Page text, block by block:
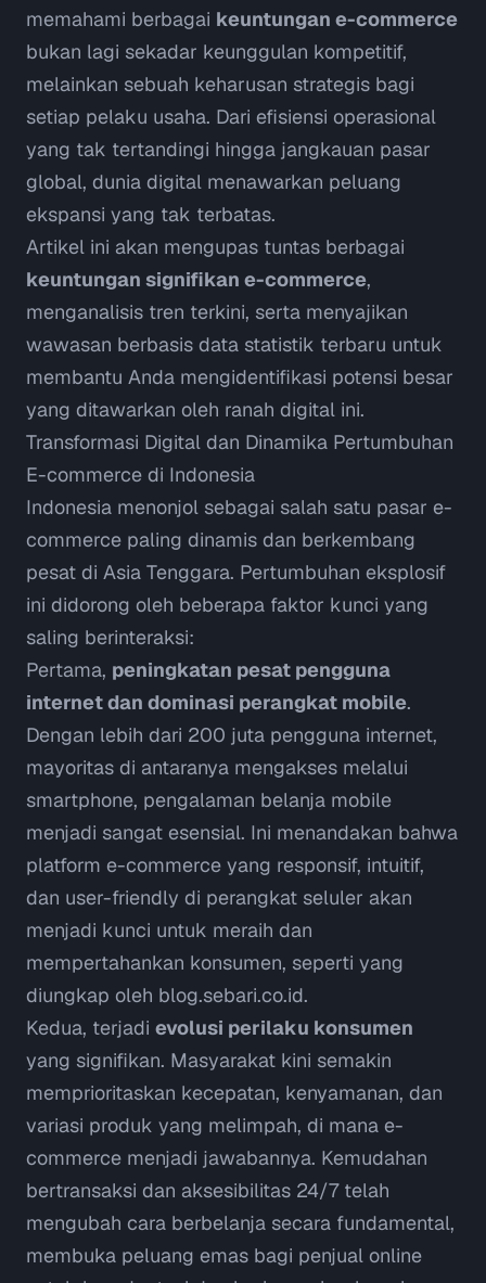
memahami berbagai keuntungan e-commerce
bukan lagi sekadar keunggulan kompetitif,
melainkan sebuah keharusan strategis bagi
setiap pelaku usaha. Dari efisiensi operasional
yang tak tertandingi hingga jangkauan pasar
global, dunia digital menawarkan peluang
ekspansi yang tak terbatas.
Artikel ini akan mengupas tuntas berbagai
keuntungan signifikan e-commerce,
menganalisis tren terkini, serta menyajikan
wawasan berbasis data statistik terbaru untuk
membantu Anda mengidentifikasi potensi besar
yang ditawarkan oleh ranah digital ini.
Transformasi Digital dan Dinamika Pertumbuhan
E-commerce di Indonesia
Indonesia menonjol sebagai salah satu pasar e-
commerce paling dinamis dan berkembang
pesat di Asia Tenggara. Pertumbuhan eksplosif
ini didorong oleh beberapa faktor kunci yang
saling berinteraksi:
Pertama, peningkatan pesat pengguna
internet dan dominasi perangkat mobile.
Dengan lebih dari 200 juta pengguna internet,
mayoritas di antaranya mengakses melalui
smartphone, pengalaman belanja mobile
menjadi sangat esensial. Ini menandakan bahwa
platform e-commerce yang responsif, intuitif,
dan user-friendly di perangkat seluler akan
menjadi kunci untuk meraih dan
mempertahankan konsumen, seperti yang
diungkap oleh blog.sebari.co.id.
Kedua, terjadi evolusi perilaku konsumen
yang signifikan. Masyarakat kini semakin
memprioritaskan kecepatan, kenyamanan, dan
variasi produk yang melimpah, di mana e-
commerce menjadi jawabannya. Kemudahan
bertransaksi dan aksesibilitas 24/7 telah
mengubah cara berbelanja secara fundamental,
membuka peluang emas bagi penjual online